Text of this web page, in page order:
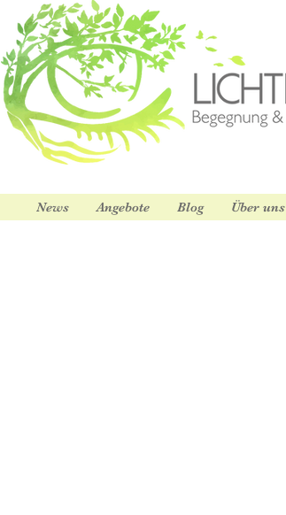
News Angebote Blog Über uns